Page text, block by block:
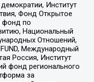
Институт
Фонд Открытое
фонд по
Национальный
Отношений,
FUND, Международный
Россия, Институт
фонд регионального
за